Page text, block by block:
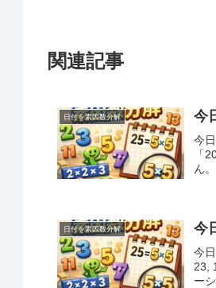
関連記事
日付を素因数分解 今
今
「
ん
日付を素因数分解 今
今
23,
ー